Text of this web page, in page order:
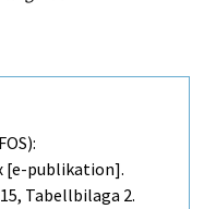
[e-publikation].
Tabellbilaga 2.